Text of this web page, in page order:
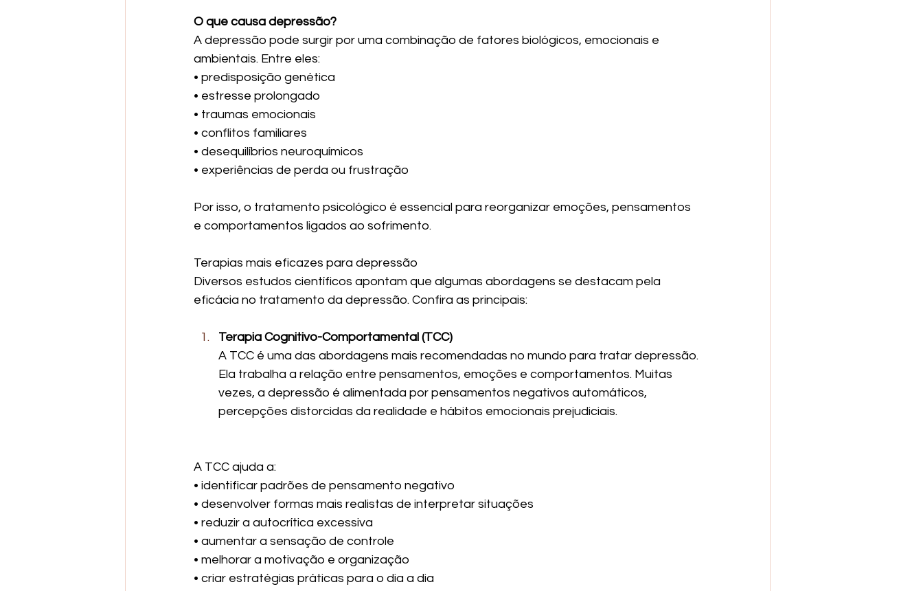
O que causa depressão?
A depressão pode surgir por uma combinação de fatores biológicos, emocionais e
ambientais. Entre eles:
• predisposição genética
• estresse prolongado
• traumas emocionais
• conflitos familiares
• desequilíbrios neuroquímicos
• experiências de perda ou frustração
Por isso, o tratamento psicológico é essencial para reorganizar emoções, pensamentos
e comportamentos ligados ao sofrimento.
Terapias mais eficazes para depressão
Diversos estudos científicos apontam que algumas abordagens se destacam pela
eficácia no tratamento da depressão. Confira as principais:
Terapia Cognitivo-Comportamental (TCC)
A TCC é uma das abordagens mais recomendadas no mundo para tratar depressão.
Ela trabalha a relação entre pensamentos, emoções e comportamentos. Muitas
vezes, a depressão é alimentada por pensamentos negativos automáticos,
percepções distorcidas da realidade e hábitos emocionais prejudiciais.
A TCC ajuda a:
• identificar padrões de pensamento negativo
• desenvolver formas mais realistas de interpretar situações
• reduzir a autocrítica excessiva
• aumentar a sensação de controle
• melhorar a motivação e organização
• criar estratégias práticas para o dia a dia